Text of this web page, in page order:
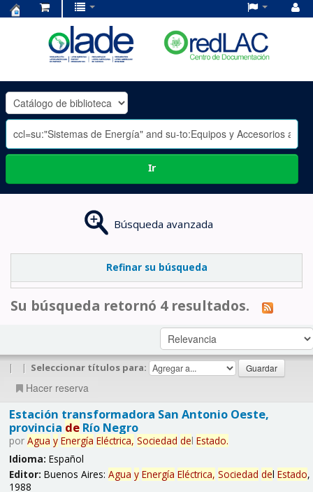
OLADE
-
Ir
Búsqueda avanzada
Refinar su búsqueda
Su búsqueda retornó 4 resultados.
| | Seleccionar títulos para:
Hacer reserva
Estación transformadora San Antonio Oeste,
provincia deRío Negro
por Agua y Energía Eléctrica, Sociedad del Estado.
Idioma: Español
Editor: Buenos Aires: Agua y Energía Eléctrica, Sociedad del Estado,
1988